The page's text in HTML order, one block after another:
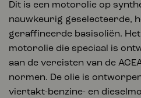
Dit is een motorolie op
nauwkeurig geselecteerde,
geraffineerde basisoliën.
motorolie die speciaal is
aan de vereisten van de
normen. De olie is
viertakt-benzine- en